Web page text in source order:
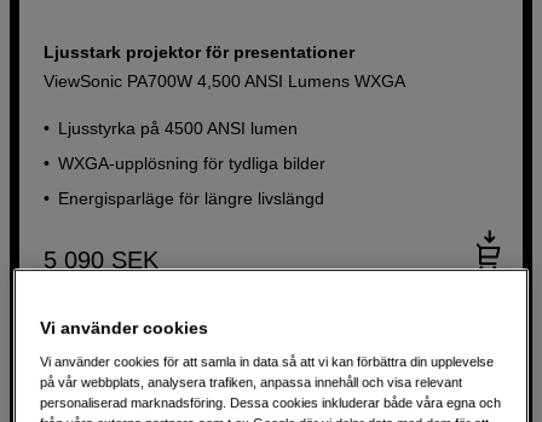
Ljusstark projektor för presentationer
ViewSonic PA700W 4,500 ANSI Lumens WXGA
Ljusstyrka på 4500 ANSI lumen
WXGA-upplösning för tydliga bilder
Energisparläge för längre livslängd
5 090 SEK
Vi använder cookies
Vi använder cookies för att samla in data så att vi kan förbättra din upplevelse
på vår webbplats, analysera trafiken, anpassa innehåll och visa relevant
personaliserad marknadsföring. Dessa cookies inkluderar både våra egna och